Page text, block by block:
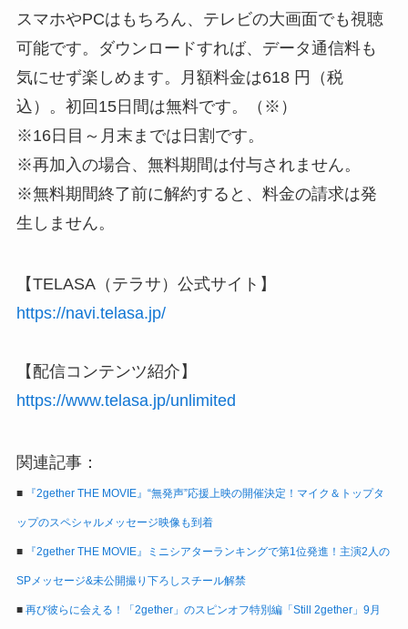
スマホやPCはもちろん、テレビの大画面でも視聴
可能です。ダウンロードすれば、データ通信料も
気にせず楽しめます。月額料金は618 円（税
込）。初回15日間は無料です。（※）
※16日目～月末までは日割です。
※再加入の場合、無料期間は付与されません。
※無料期間終了前に解約すると、料金の請求は発
生しません。
【TELASA（テラサ）公式サイト】
https://navi.telasa.jp/
【配信コンテンツ紹介】
https://www.telasa.jp/unlimited
関連記事：
■ 『2gether THE MOVIE』“無発声”応援上映の開催決定！マイク＆トップタ
ップのスペシャルメッセージ映像も到着
■ 『2gether THE MOVIE』ミニシアターランキングで第1位発進！主演2人の
SPメッセージ&未公開撮り下ろしスチール解禁
■ 再び彼らに会える！「2gether」のスピンオフ特別編「Still 2gether」9月